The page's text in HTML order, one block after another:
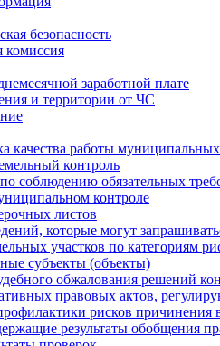
безопасность
комиссия
заработной плате
и территории от ЧС
качества работы
контроль
соблюдению обязательных
контроле
листов
которые могут
участков по категориям
субъекты (объекты)
обжалования решений
правовых актов,
рисков причинения
результаты обобщения